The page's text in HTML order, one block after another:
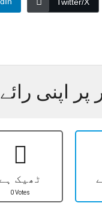
Twitter/X
پر اپنی
ٹھیک ہے
0 Votes